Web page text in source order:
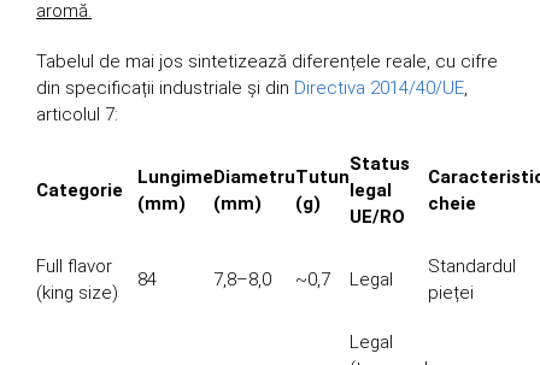
aromă.
Tabelul de mai jos sintetizează diferențele reale, cu cifre
din specificații industriale și din Directiva 2014/40/UE,
articolul 7:
Categorie
Lungime
(mm)
Diametru
(mm)
Tutun
(g)
Status
legal
UE/RO
cheie
Full flavor
(king size)
84 7,8–8,0 ~0,7 Legal
Standardul
pieței
Legal